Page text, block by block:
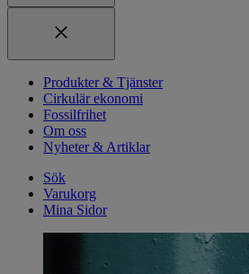
Produkter & Tjänster
Cirkulär ekonomi
Fossilfrihet
Om oss
Nyheter & Artiklar
Sök
Varukorg
Mina Sidor